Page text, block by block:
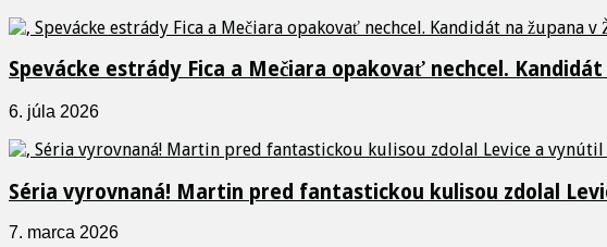
Spevácke estrády Fica a Mečiara opakovať nechcel.
6. júla 2026
Séria vyrovnaná! Martin pred fantastickou kulisou zdolal
7. marca 2026